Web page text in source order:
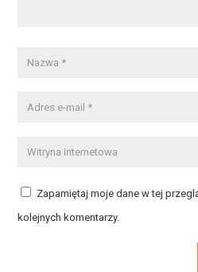
Zapamiętaj moje dane w tej
kolejnych komentarzy.